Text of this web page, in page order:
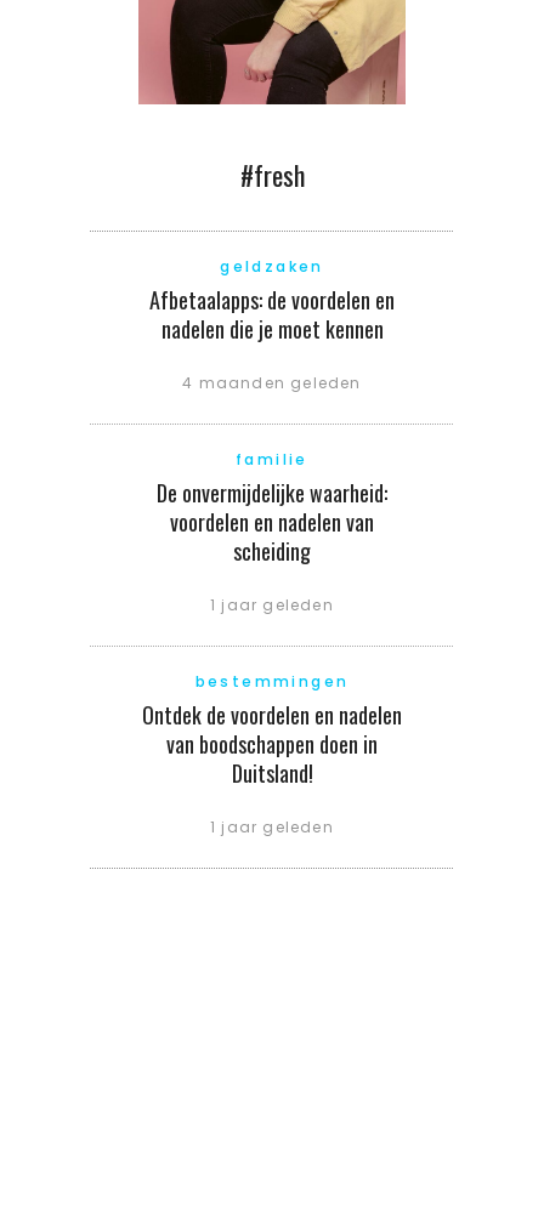
#fresh
geldzaken
Afbetaalapps: de voordelen en
nadelen die je moet kennen
4 maanden geleden
familie
De onvermijdelijke waarheid:
voordelen en nadelen van
scheiding
1 jaar geleden
bestemmingen
Ontdek de voordelen en nadelen
van boodschappen doen in
Duitsland!
1 jaar geleden